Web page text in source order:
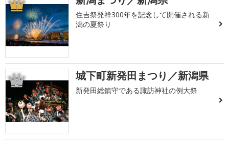
1
住吉祭発祥300年を記念して開催される新
潟の夏祭り
2 城下町新発田まつり／新潟県
新発田総鎮守である諏訪神社の例大祭